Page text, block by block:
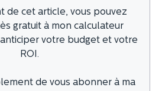
de cet article, vous pouvez
gratuit à mon calculateur
votre budget et votre
ROI.
de vous abonner à ma